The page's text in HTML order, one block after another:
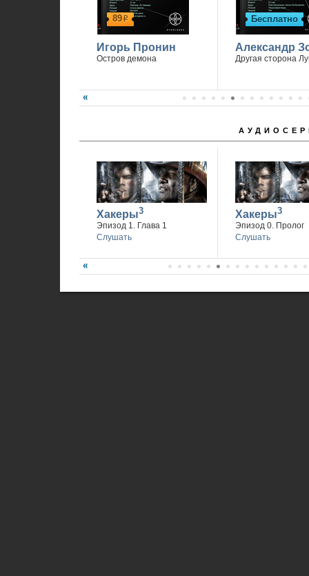
89р
Игорь Пронин
Остров демона
Бесплатно
Александр
Другая сторона
Хакеры3
Эпизод 1. Глава 1
Слушать
Хакеры3
Эпизод 0. Пролог
Слушать